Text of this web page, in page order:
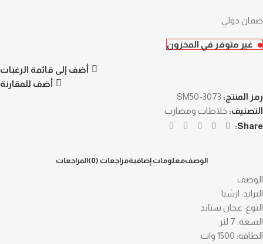
ضمان دولي
غير متوفر في المخزون
أضف إلى قائمة الرغبات
أضف للمقارنة
رمز المنتج: SM50-3073
التصنيف: خلاطات ومضارب
Share:
الوصفمعلومات إضافيةمراجعات (0) المراجعات
الوصف
البراند: ارشيا
النوع: عجان ستاند
السعة: 7 لتر
الطاقة: 1500 وات